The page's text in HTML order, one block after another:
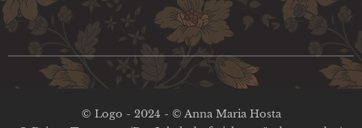
© Logo - 2024 - © Anna Maria Hosta